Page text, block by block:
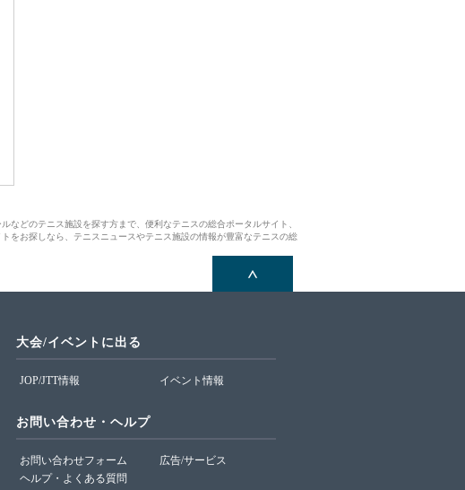
などのテニス施設を探す方まで、便利なテニスの総合ポータルサイト、
をお探しなら、テニスニュースやテニス施設の情報が豊富なテニスの総
大会/イベントに出る
JOP/JTT情報 イベント情報
お問い合わせ・ヘルプ
お問い合わせフォーム
ヘルプ・よくある質問
広告/サービス